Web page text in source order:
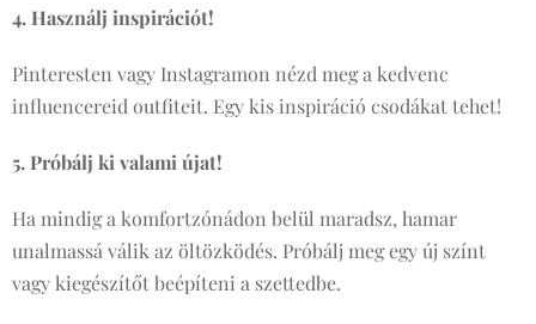
4. Használj inspirációt!
Pinteresten vagy Instagramon nézd meg a kedvenc
influencereid outfiteit. Egy kis inspiráció csodákat tehet!
5. Próbálj ki valami újat!
Ha mindig a komfortzónádon belül maradsz, hamar
unalmassá válik az öltözködés. Próbálj meg egy új színt
vagy kiegészítőt beépíteni a szettedbe.